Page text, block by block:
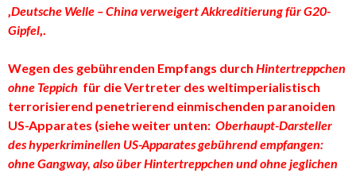
‚Deutsche Welle – China verweigert Akkreditierung für G20-
Gipfel‚.
Wegen des gebührenden Empfangs durch Hintertreppchen
ohne Teppich für die Vertreter des weltimperialistisch
terrorisierend penetrierend einmischenden paranoiden
US-Apparates (siehe weiter unten: Oberhaupt-Darsteller
des hyperkriminellen US-Apparates gebührend empfangen:
ohne Gangway, also über Hintertreppchen und ohne jeglichen